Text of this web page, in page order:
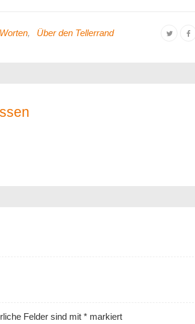
, Über den Tellerrand
Felder sind mit * markiert